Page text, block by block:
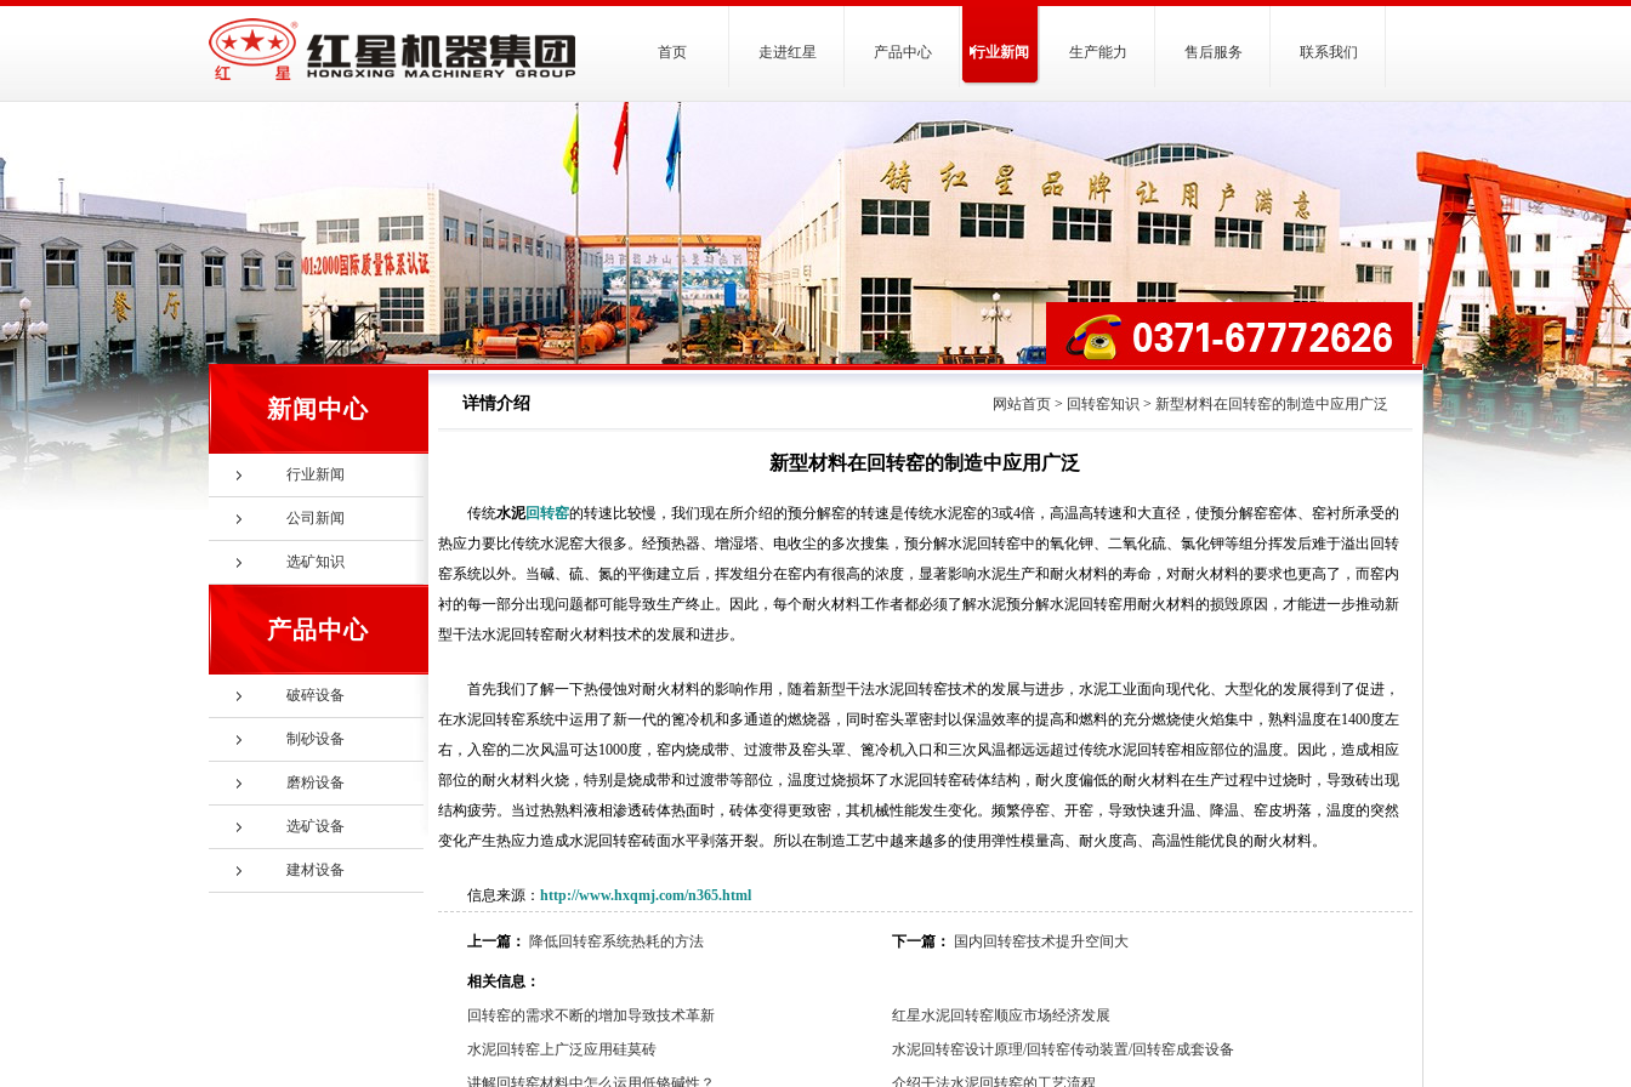
首页 走进红星 产品中心 行业新闻 生产能力 售后服务 联系我们
新闻中心
行业新闻
公司新闻
选矿知识
产品中心
破碎设备
制砂设备
磨粉设备
选矿设备
建材设备
详情介绍 网站首页> 回转窑知识 > 新型材料在回转窑的制造中应用广泛
新型材料在回转窑的制造中应用广泛
传统水泥回转窑的转速比较慢，我们现在所介绍的预分解窑的转速是传统水泥窑的3或4倍，高温高转速和大直径，使预分解窑窑体、窑衬所承受的
热应力要比传统水泥窑大很多。经预热器、增湿塔、电收尘的多次搜集，预分解水泥回转窑中的氧化钾、二氧化硫、氯化钾等组分挥发后难于溢出回转
窑系统以外。当碱、硫、氮的平衡建立后，挥发组分在窑内有很高的浓度，显著影响水泥生产和耐火材料的寿命，对耐火材料的要求也更高了，而窑内
衬的每一部分出现问题都可能导致生产终止。因此，每个耐火材料工作者都必须了解水泥预分解水泥回转窑用耐火材料的损毁原因，才能进一步推动新
型干法水泥回转窑耐火材料技术的发展和进步。
首先我们了解一下热侵蚀对耐火材料的影响作用，随着新型干法水泥回转窑技术的发展与进步，水泥工业面向现代化、大型化的发展得到了促进，
在水泥回转窑系统中运用了新一代的篦冷机和多通道的燃烧器，同时窑头罩密封以保温效率的提高和燃料的充分燃烧使火焰集中，熟料温度在1400度左
右，入窑的二次风温可达1000度，窑内烧成带、过渡带及窑头罩、篦冷机入口和三次风温都远远超过传统水泥回转窑相应部位的温度。因此，造成相应
部位的耐火材料火烧，特别是烧成带和过渡带等部位，温度过烧损坏了水泥回转窑砖体结构，耐火度偏低的耐火材料在生产过程中过烧时，导致砖出现
结构疲劳。当过热熟料液相渗透砖体热面时，砖体变得更致密，其机械性能发生变化。频繁停窑、开窑，导致快速升温、降温、窑皮坍落，温度的突然
变化产生热应力造成水泥回转窑砖面水平剥落开裂。所以在制造工艺中越来越多的使用弹性模量高、耐火度高、高温性能优良的耐火材料。
信息来源： http://www.hxqmj.com/n365.html
上一篇： 降低回转窑系统热耗的方法 下一篇： 国内回转窑技术提升空间大
相关信息：
回转窑的需求不断的增加导致技术革新
红星水泥回转窑顺应市场经济发展
水泥回转窑上广泛应用硅莫砖
水泥回转窑设计原理/回转窑传动装置/回转窑成套设备
讲解回转窑材料中怎么运用低铬碱性？
介绍干法水泥回转窑的工艺流程